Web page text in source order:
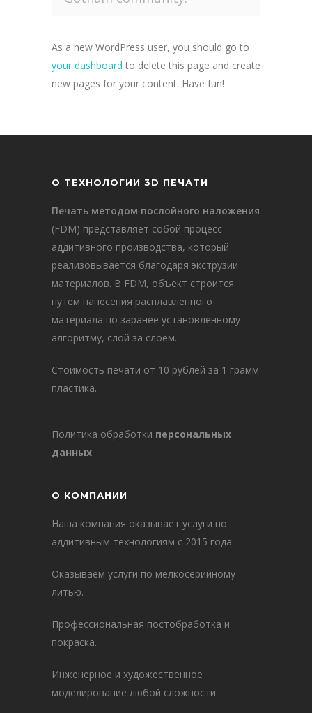
As a new WordPress user, you should go to
your dashboard to delete this page and create
new pages for your content. Have fun!
О ТЕХНОЛОГИИ 3D ПЕЧАТИ
Печать методом послойного наложения
(FDM) представляет собой процесс
аддитивного производства, который
реализовывается благодаря экструзии
материалов. В FDM, объект строится
путем нанесения расплавленного
материала по заранее установленному
алгоритму, слой за слоем.
Стоимость печати от 10 рублей за 1 грамм
пластика.
Политика обработки персональных
данных
О КОМПАНИИ
Наша компания оказывает услуги по
аддитивным технологиям с 2015 года.
Оказываем услуги по мелкосерийному
литью.
Профессиональная постобработка и
покраска.
Инженерное и художественное
моделирование любой сложности.